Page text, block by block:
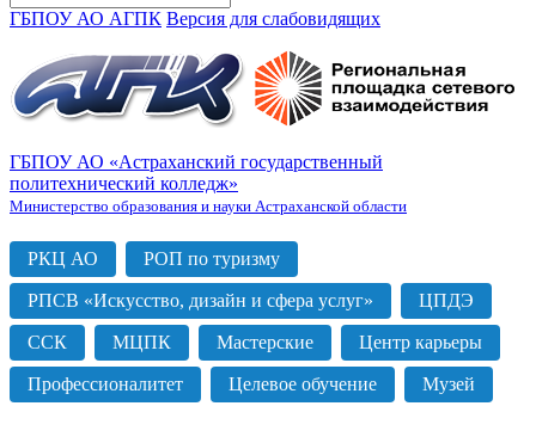
ГБПОУ АО АГПК Версия для слабовидящих
ГБПОУ АО «Астраханский государственный
политехнический колледж»
Министерство образования и науки Астраханской области
РКЦ АО РОП по туризму
РПСВ «Искусство, дизайн и сфера услуг» ЦПДЭ
ССК МЦПК Мастерские Центр карьеры
Профессионалитет Целевое обучение Музей